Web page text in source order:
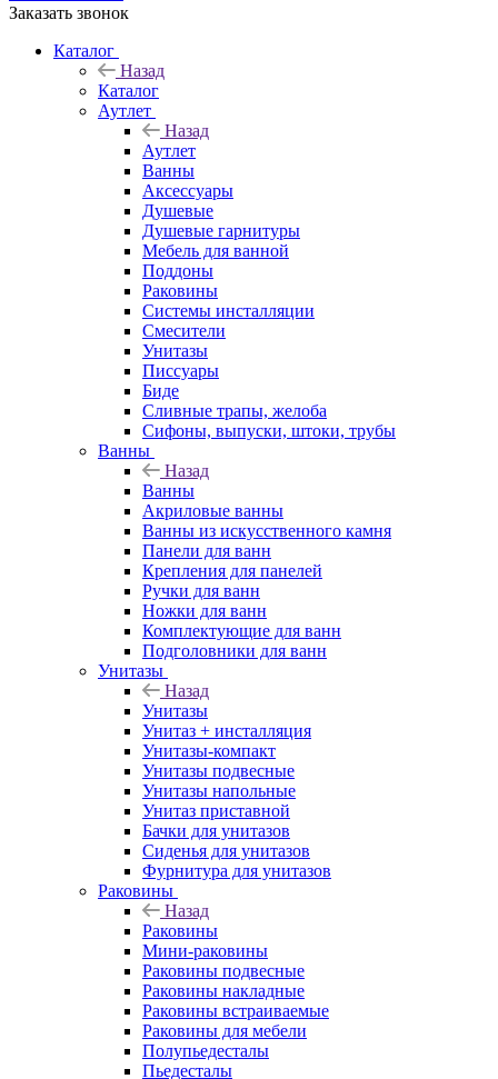
Заказать звонок
Каталог
Назад
Каталог
Аутлет
Назад
Аутлет
Ванны
Аксессуары
Душевые
Душевые гарнитуры
Мебель для ванной
Поддоны
Раковины
Системы инсталляции
Смесители
Унитазы
Писсуары
Биде
Сливные трапы, желоба
Сифоны, выпуски, штоки, трубы
Ванны
Назад
Ванны
Акриловые ванны
Ванны из искусственного камня
Панели для ванн
Крепления для панелей
Ручки для ванн
Ножки для ванн
Комплектующие для ванн
Подголовники для ванн
Унитазы
Назад
Унитазы
Унитаз + инсталляция
Унитазы-компакт
Унитазы подвесные
Унитазы напольные
Унитаз приставной
Бачки для унитазов
Сиденья для унитазов
Фурнитура для унитазов
Раковины
Назад
Раковины
Мини-раковины
Раковины подвесные
Раковины накладные
Раковины встраиваемые
Раковины для мебели
Полупьедесталы
Пьедесталы